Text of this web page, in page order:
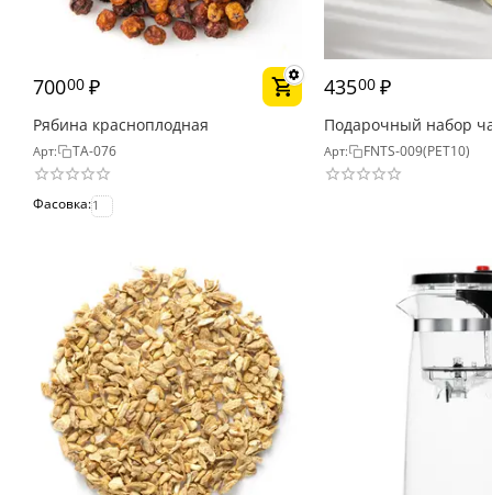
70000 ₽
Рябина красноплодная
Арт: TA-076
Фасовка:1
43500 ₽
Подарочный набор
FANTASTEA №9 (3 вида)
Арт: FNTS-009(PET10)